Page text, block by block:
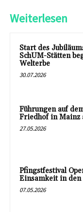
Weiterlesen
Start des
SchUM-Stätten
Welterbe
30.07.2026
Führungen auf
Friedhof in Mainz
27.05.2026
Pfingstfestival
Einsamkeit in
07.05.2026